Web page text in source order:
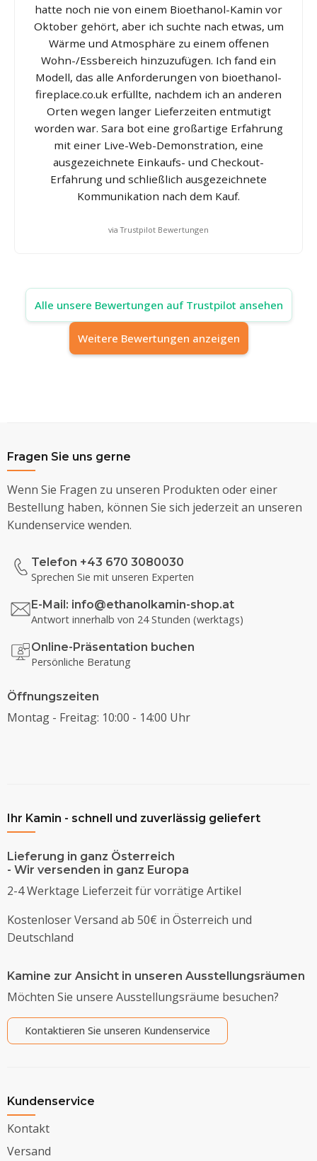
hatte noch nie von einem Bioethanol-Kamin vor
Oktober gehört, aber ich suchte nach etwas, um
Wärme und Atmosphäre zu einem offenen
Wohn-/Essbereich hinzuzufügen. Ich fand ein
Modell, das alle Anforderungen von bioethanol-
fireplace.co.uk erfüllte, nachdem ich an anderen
Orten wegen langer Lieferzeiten entmutigt
worden war. Sara bot eine großartige Erfahrung
mit einer Live-Web-Demonstration, eine
ausgezeichnete Einkaufs- und Checkout-
Erfahrung und schließlich ausgezeichnete
Kommunikation nach dem Kauf.
via Trustpilot Bewertungen
Alle unsere Bewertungen auf Trustpilot ansehen
Weitere Bewertungen anzeigen
Fragen Sie uns gerne
Wenn Sie Fragen zu unseren Produkten oder einer
Bestellung haben, können Sie sich jederzeit an unseren
Kundenservice wenden.
Telefon +43 670 3080030
Sprechen Sie mit unseren Experten
E-Mail: info@ethanolkamin-shop.at
Antwort innerhalb von 24 Stunden (werktags)
Online-Präsentation buchen
Persönliche Beratung
Öffnungszeiten
Montag - Freitag: 10:00 - 14:00 Uhr
Ihr Kamin - schnell und zuverlässig geliefert
Lieferung in ganz Österreich
- Wir versenden in ganz Europa
2-4 Werktage Lieferzeit für vorrätige Artikel
Kostenloser Versand ab 50€ in Österreich und
Deutschland
Kamine zur Ansicht in unseren Ausstellungsräumen
Möchten Sie unsere Ausstellungsräume besuchen?
Kontaktieren Sie unseren Kundenservice
Kundenservice
Kontakt
Versand